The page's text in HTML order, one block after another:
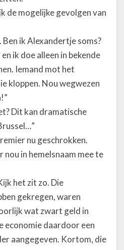
de mogelijke gevolgen van
ik Alexandertje soms?
ik doe alleen in bekende
Iemand mot het
kloppen. Nou wegwezen
Dit kan dramatische
nu geschrokken.
nou in hemelsnaam mee te
het zit zo. Die
gekregen, waren
wat zwart geld in
economie daardoor een
aangegeven. Kortom, die